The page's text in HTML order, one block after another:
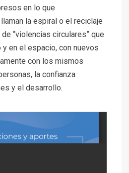
en lo que
la espiral o el reciclaje
“violencias circulares” que
en el espacio, con nuevos
con los mismos
la confianza
y el desarrollo.